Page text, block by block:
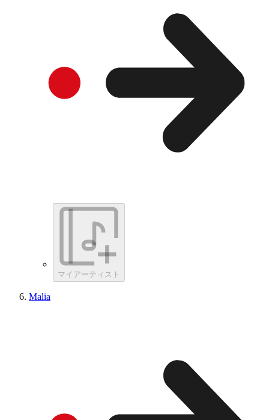
マイアーティスト
Malia